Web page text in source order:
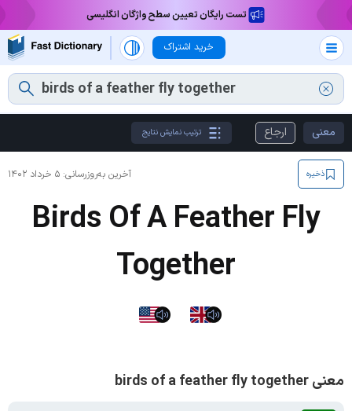
تست رایگان تعیین سطح واژگان انگلیسی
خرید اشتراک
معنی ارجاع ترتیب نمایش نتایج
آخرین به‌روزرسانی: ۵ خرداد ۱۴۰۲ ذخیره
Birds Of A Feather Fly
Together
معنی birds of a feather fly together